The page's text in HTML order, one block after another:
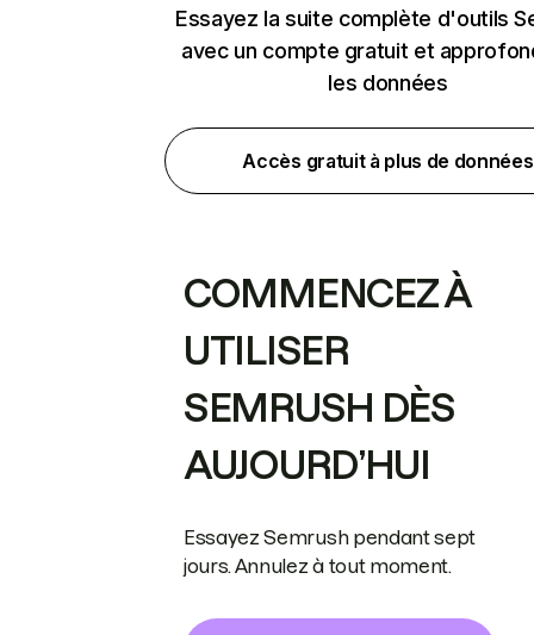
Essayez la suite complète d'outils
avec un compte gratuit et
les données
Accès gratuit à plus de données
COMMENCEZ À
UTILISER
SEMRUSH DÈS
AUJOURD’HUI
Essayez Semrush pendant sept
jours. Annulez à tout moment.